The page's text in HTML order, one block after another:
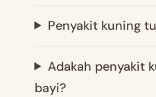
Penyakit kuning
Adakah penyakit
bayi?